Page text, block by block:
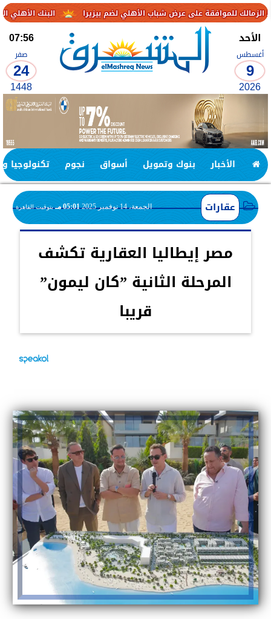
البنك الأهلي الكويتي – مصر يحقق صافي أرباح 3.1 مليار على عرض شباب الأهلي لضم بيزيرا
الأحد
أغسطس
9
2026
07:56
صفر
24
1448
الأخبار بنوك وتمويل أسواق نجوم تكنولوجيا
عقارات الجمعة، 14 نوفمبر 2025 05:01 مـ بتوقيت القاهرة
مصر إيطاليا العقارية تكشف
المرحلة الثانية ”كان ليمون”
قريبا